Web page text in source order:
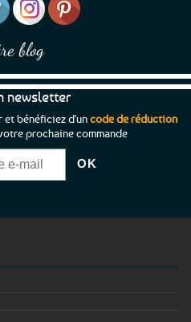
blog
newsletter
et bénéficiez d'uncode de réduction
prochaine commande